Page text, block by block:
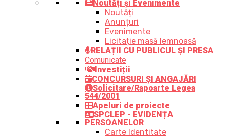
Noutăți și Evenimente
Noutăți
Anunțuri
Evenimente
Licitație masă lemnoasă
RELAȚII CU PUBLICUL ȘI PRESA
Comunicate
Investiții
CONCURSURI ȘI ANGAJĂRI
Solicitare/Rapoarte Legea
544/2001
Apeluri de proiecte
SPCLEP - EVIDENȚA
PERSOANELOR
Carte Identitate